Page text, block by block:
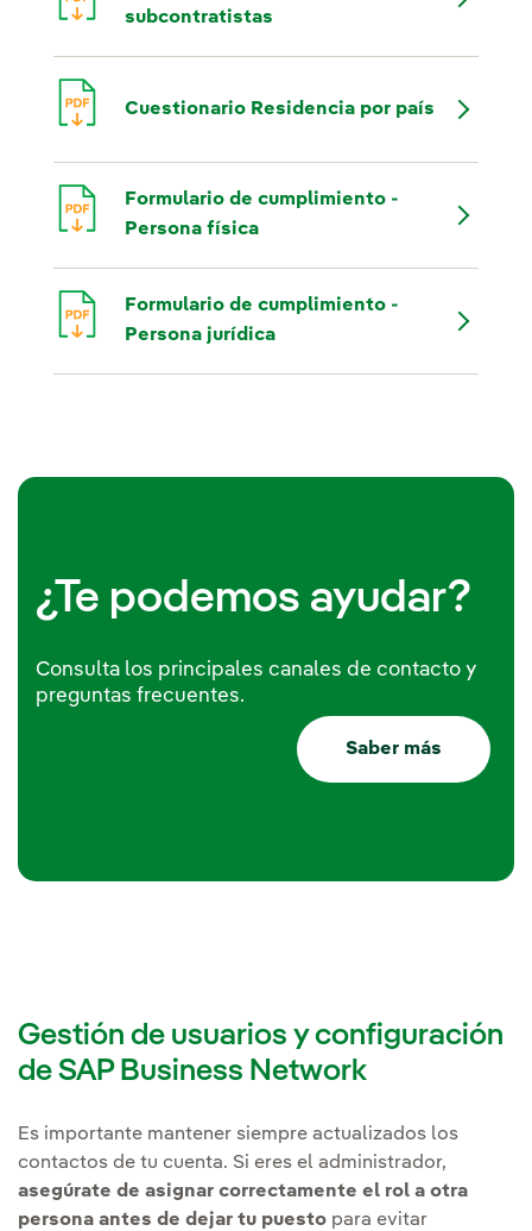
subcontratistas
Cuestionario Residencia por país
Formulario de cumplimiento -
Persona física
Formulario de cumplimiento -
Persona jurídica
¿Te podemos ayudar?
Consulta los principales canales de contacto y
preguntas frecuentes.
Saber más
Gestión de usuarios y configuración
de SAP Business Network
Es importante mantener siempre actualizados los
contactos de tu cuenta. Si eres el administrador,
asegúrate de asignar correctamente el rol a otra
persona antes de dejar tu puesto para evitar